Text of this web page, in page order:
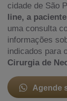
cidade de São
line, a
uma consulta
informações
indicados para
Cirurgia de
Agende